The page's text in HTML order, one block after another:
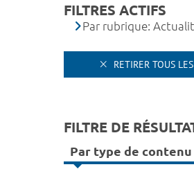
FILTRES ACTIFS
Par rubrique:
RETIRER TOUS
FILTRE DE
Par type de contenu